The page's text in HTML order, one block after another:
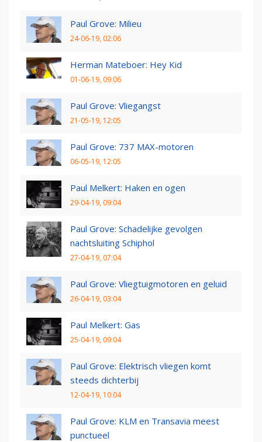
Paul Grove: Milieu
24-06-19, 02:06
Herman Mateboer: Hey Kid
01-06-19, 09:06
Paul Grove: Vliegangst
21-05-19, 12:05
Paul Grove: 737 MAX-motoren
06-05-19, 12:05
Paul Melkert: Haken en ogen
29-04-19, 09:04
Paul Grove: Schadelijke gevolgen
nachtsluiting Schiphol
27-04-19, 07:04
Paul Grove: Vliegtuigmotoren en geluid
26-04-19, 03:04
Paul Melkert: Gas
25-04-19, 09:04
Paul Grove: Elektrisch vliegen komt
steeds dichterbij
12-04-19, 10:04
Paul Grove: KLM en Transavia meest
punctueel